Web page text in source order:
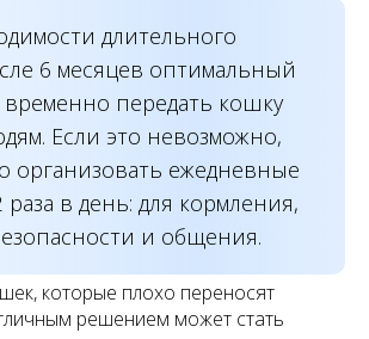
длительного
6 месяцев оптимальный
передать кошку
Если это невозможно,
организовать ежедневные
в день: для кормления,
и общения.
которые плохо переносят
решением может стать